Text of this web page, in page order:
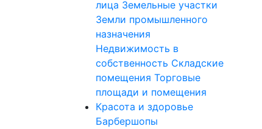
лица Земельные участки
Земли промышленного
назначения
Недвижимость в
собственность Складские
помещения Торговые
площади и помещения
Красота и здоровье
Барбершопы